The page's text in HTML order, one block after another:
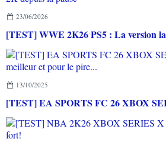
23/06/2026
13/10/2025